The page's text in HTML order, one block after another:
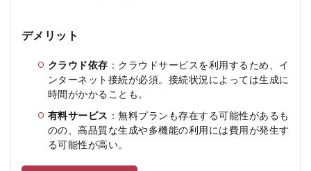
デメリット
クラウド依存 ：クラウドサービスを利用するため、イ
ンターネット接続が必須。接続状況によっては生成に
時間がかかることも。
有料サービス ：無料プランも存在する可能性があるも
のの、高品質な生成や多機能の利用には費用が発生す
る可能性が高い。